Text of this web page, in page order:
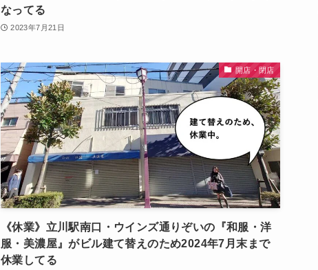
なってる
2023年7月21日
開店・閉店
《休業》立川駅南口・ウインズ通りぞいの『和服・洋
服・美濃屋』がビル建て替えのため2024年7月末まで
休業してる